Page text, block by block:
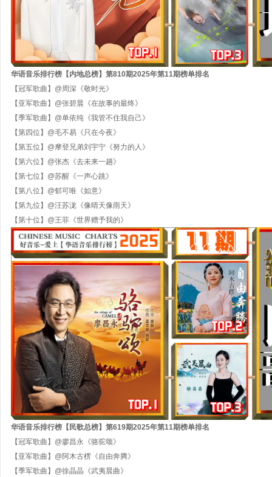
华语音乐排行榜【内地总榜】第810期2025年第11期榜单排名
【冠军歌曲】 @周深《敬时光》
【亚军歌曲】 @张碧晨《在故事的最终》
【季军歌曲】 @单依纯《我管不住我自己》
【第四位】 @毛不易《只在今夜》
【第五位】 @摩登兄弟刘宇宁《努力的人》
【第六位】 @张杰《去未来一趟》
【第七位】 @苏醒《一声心跳》
【第八位】 @郁可唯《如意》
【第九位】 @汪苏泷《像晴天像雨天》
【第十位】 @王菲《世界赠予我的》
华语音乐排行榜【民歌总榜】第619期2025年第11期榜单排名
【冠军歌曲】 @廖昌永《骆驼颂》
【亚军歌曲】 @阿木古楞《自由奔腾》
【季军歌曲】 @徐晶晶《武夷晨曲》